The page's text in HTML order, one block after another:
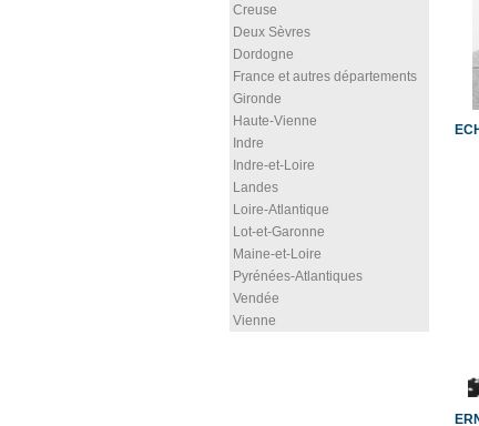
Creuse
Deux Sèvres
Dordogne
France et autres départements
Gironde
Haute-Vienne
Indre
Indre-et-Loire
Landes
Loire-Atlantique
Lot-et-Garonne
Maine-et-Loire
Pyrénées-Atlantiques
Vendée
Vienne